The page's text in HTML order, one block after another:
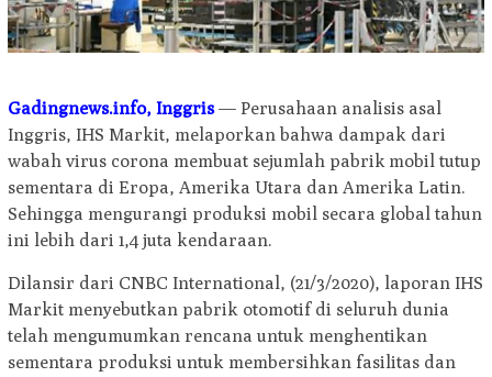
Gadingnews.info, Inggris— Perusahaan analisis asal
Inggris, IHS Markit, melaporkan bahwa dampak dari
wabah virus corona membuat sejumlah pabrik mobil tutup
sementara di Eropa, Amerika Utara dan Amerika Latin.
Sehingga mengurangi produksi mobil secara global tahun
ini lebih dari 1,4 juta kendaraan.
Dilansir dari CNBC International, (21/3/2020), laporan IHS
Markit menyebutkan pabrik otomotif di seluruh dunia
telah mengumumkan rencana untuk menghentikan
sementara produksi untuk membersihkan fasilitas dan